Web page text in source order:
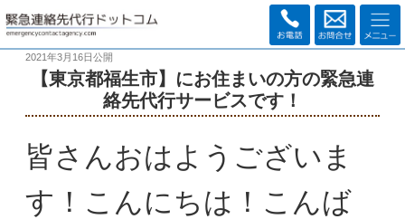
2021年3月16日公開
【東京都福生市】にお住まいの方の緊急連
絡先代行サービスです！
皆さんおはようございま
す！こんにちは！こんば